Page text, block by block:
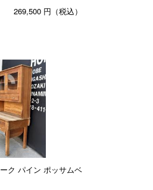
269,500 円（税込）
ク パイン ポッサムベ